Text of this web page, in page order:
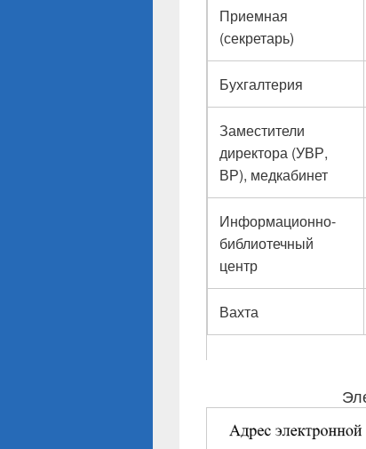
Приемная
(секретарь)
Бухгалтерия
Заместители
директора (УВР,
ВР), медкабинет
Информационно-
библиотечный
центр
Вахта